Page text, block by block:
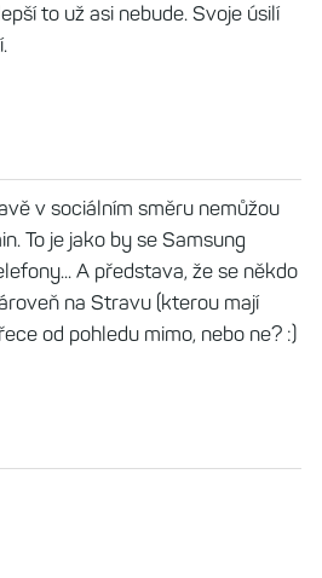
to už asi nebude. Svoje úsilí
v sociálním směru nemůžou
To je jako by se Samsung
A představa, že se někdo
na Stravu (kterou mají
od pohledu mimo, nebo ne? :)